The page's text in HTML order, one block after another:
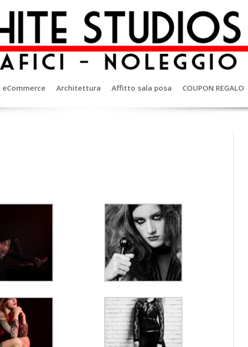
eCommerce Architettura Affitto sala posa COUPON REGALO